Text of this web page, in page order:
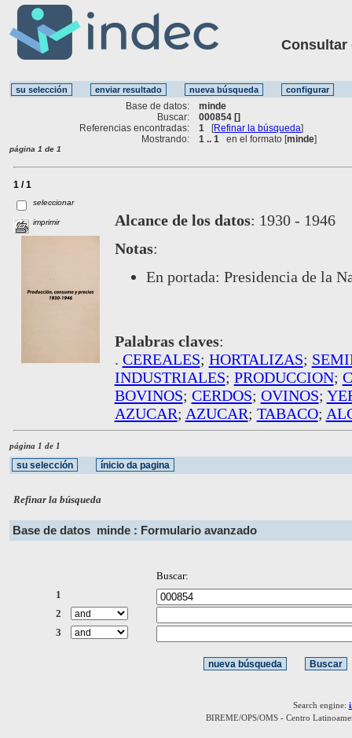
Consultar
Base de datos:
minde
Buscar:
000854 []
Referencias encontradas:
1 [Refinar la búsqueda]
Mostrando:
1 .. 1 en el formato [minde]
página 1 de 1
1 / 1
seleccionar
imprimir Alcance de los datos: 1930 - 1946
Notas:
En portada: Presidencia de la
Palabras claves:
. CEREALES; HORTALIZAS;
INDUSTRIALES; PRODUCCION;
BOVINOS; CERDOS; OVINOS;
AZUCAR; AZUCAR; TABACO;
página 1 de 1
Refinar la búsqueda
Base de datos minde : Formulario avanzado
Buscar:
1
2
3
Search engine:
BIREME/OPS/OMS - Centro